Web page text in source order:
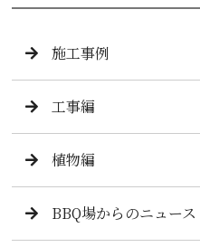
施工事例
工事編
植物編
BBQ場からのニュース